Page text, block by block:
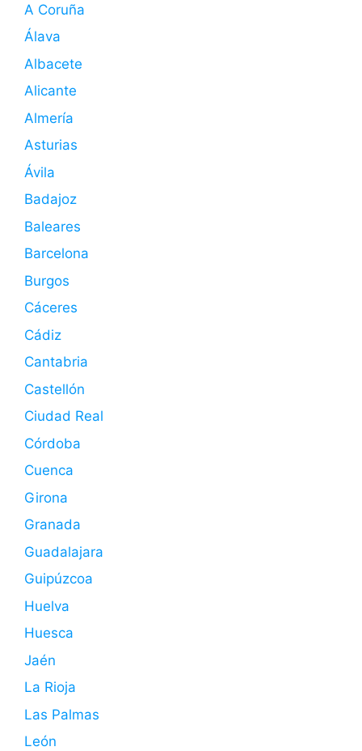
A Coruña
Álava
Albacete
Alicante
Almería
Asturias
Ávila
Badajoz
Baleares
Barcelona
Burgos
Cáceres
Cádiz
Cantabria
Castellón
Ciudad Real
Córdoba
Cuenca
Girona
Granada
Guadalajara
Guipúzcoa
Huelva
Huesca
Jaén
La Rioja
Las Palmas
León